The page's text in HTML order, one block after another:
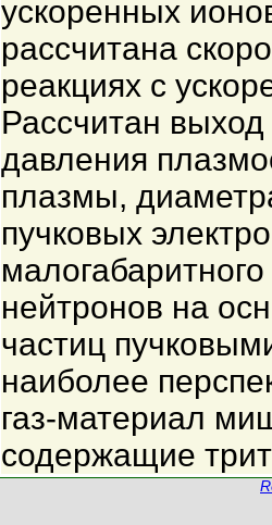
ускоренных
рассчитана
реакциях с
Рассчитан
давления
плазмы,
пучковых
нейтронов на
частиц
наиболее
газ-материал
содержащие